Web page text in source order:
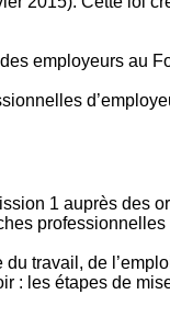
employeurs au
1 auprès des
professionnelles
travail, de
: les étapes de